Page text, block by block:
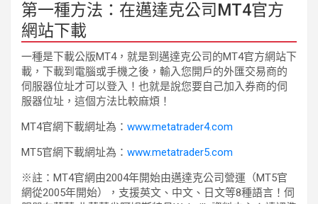
第一種方法：在邁達克公司MT4官方
網站下載
一種是下載公版MT4，就是到邁達克公司的MT4官方網站下
載，下載到電腦或手機之後，輸入您開戶的外匯交易商的
伺服器位址才可以登入！也就是說您要自己加入券商的伺
服器位址，這個方法比較麻煩！
MT4官網下載網址為： www.metatrader4.com
MT5官網下載網址為： www.metatrader5.com
※註：MT4官網由2004年開始由邁達克公司營運（MT5官
網從2005年開始），支援英文、中文、日文等8種語言！伺